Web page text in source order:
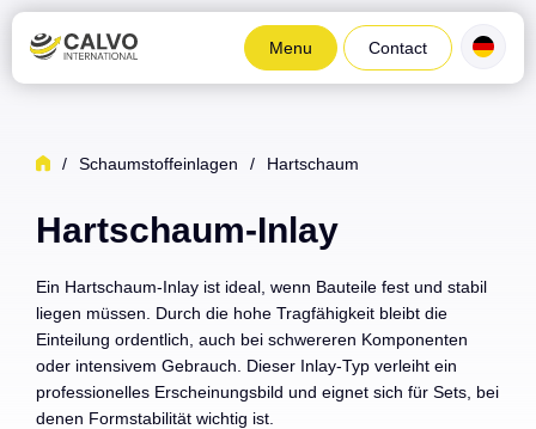
Menu Contact
/ Schaumstoffeinlagen / Hartschaum
Hartschaum-Inlay
Ein Hartschaum-Inlay ist ideal, wenn Bauteile fest und stabil
liegen müssen. Durch die hohe Tragfähigkeit bleibt die
Einteilung ordentlich, auch bei schwereren Komponenten
oder intensivem Gebrauch. Dieser Inlay-Typ verleiht ein
professionelles Erscheinungsbild und eignet sich für Sets, bei
denen Formstabilität wichtig ist.